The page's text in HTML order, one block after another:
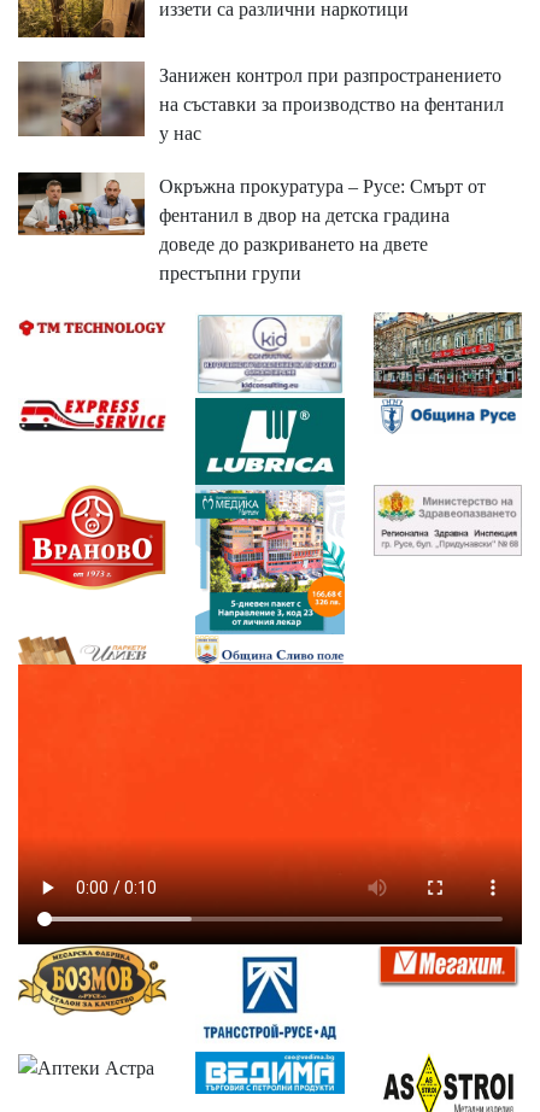
иззети са различни наркотици
Занижен контрол при разпространението
на съставки за производство на фентанил
у нас
Окръжна прокуратура – Русе: Смърт от
фентанил в двор на детска градина
доведе до разкриването на двете
престъпни групи